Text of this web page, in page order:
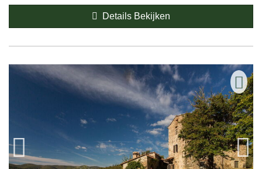
Details Bekijken